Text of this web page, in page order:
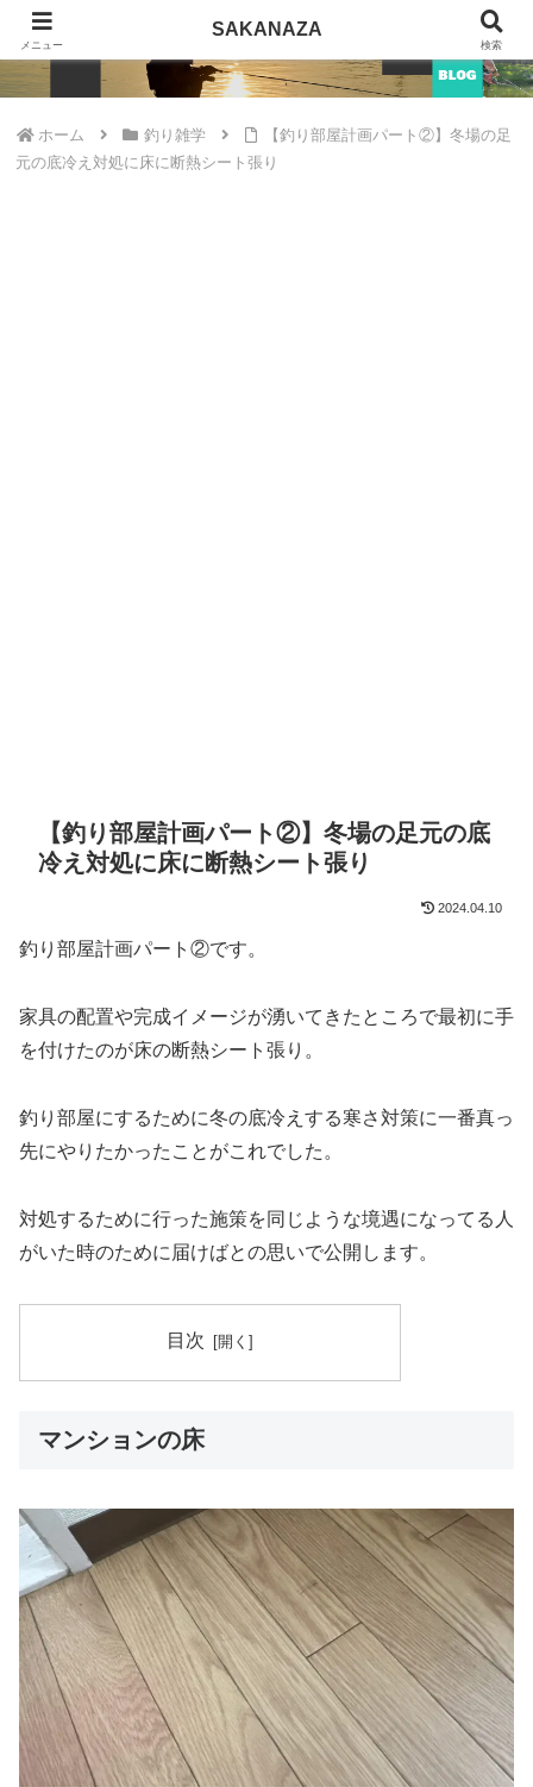
SAKANAZA
ホーム 釣り雑学
【釣り部屋計画パート②】冬場の足
元の底冷え対処に床に断熱シート張り
【釣り部屋計画パート②】冬場の足元の底
冷え対処に床に断熱シート張り
2024.04.10
釣り部屋計画パート②です。
家具の配置や完成イメージが湧いてきたところで最初に手
を付けたのが床の断熱シート張り。
釣り部屋にするために冬の底冷えする寒さ対策に一番真っ
先にやりたかったことがこれでした。
対処するために行った施策を同じような境遇になってる人
がいた時のために届けばとの思いで公開します。
目次
マンションの床
メニュー
SAKANAZA
検索